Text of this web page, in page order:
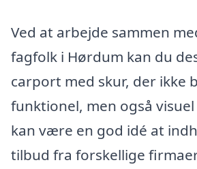
Ved at arbejde sammen
fagfolk i Hørdum kan du
carport med skur, der ikke
funktionel, men også
kan være en god idé at
tilbud fra forskellige